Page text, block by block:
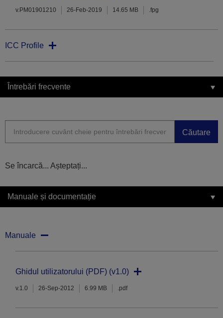
v.PM01901210 26-Feb-2019 14.65 MB .fpg
ICC Profile
Întrebări frecvente
Căutare
Se încarcă... Așteptați...
Manuale și documentație
Manuale
Ghidul utilizatorului (PDF) (v1.0)
v.1.0 26-Sep-2012 6.99 MB .pdf